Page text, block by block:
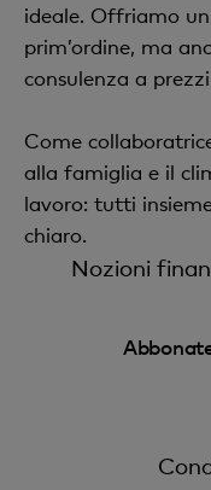
ideale. Offriamo
prim’ordine, ma
consulenza a
Come
alla famiglia e il
lavoro: tutti
chiaro.
Nozioni